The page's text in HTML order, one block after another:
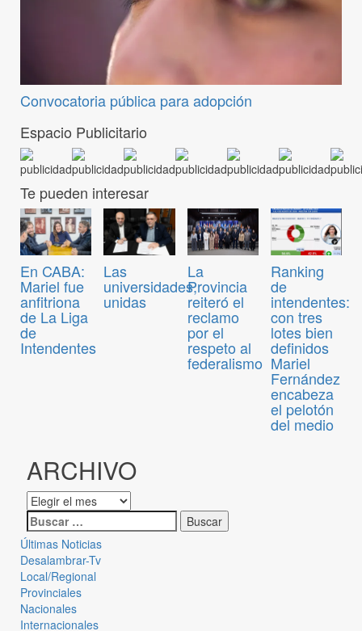
Convocatoria pública para adopción
Espacio Publicitario
Te pueden interesar
En CABA:
Mariel fue
anfitriona
de La Liga
de
Intendentes
Las
universidades,
unidas
La
Provincia
reiteró el
reclamo
por el
respeto al
federalismo
Ranking
de
intendentes:
con tres
lotes bien
definidos
Mariel
Fernández
encabeza
el pelotón
del medio
ARCHIVO
Últimas Noticias
Desalambrar-Tv
Local/Regional
Provinciales
Nacionales
Internacionales